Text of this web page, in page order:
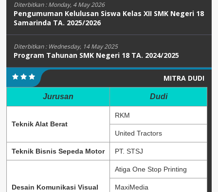
Diterbitkan :Monday, 4 May 2026
Pengumuman Kelulusan Siswa Kelas XII SMK Negeri 18
Samarinda TA. 2025/2026
Diterbitkan : Wednesday, 14 May 2025
Program Tahunan SMK Negeri 18 TA. 2024/2025
MITRA DUDI
Jurusan Dudi
Teknik Alat Berat
RKM
United Tractors
Teknik Bisnis Sepeda Motor PT. STSJ
Desain Komunikasi Visual
Atiga One Stop Printing
MaxiMedia